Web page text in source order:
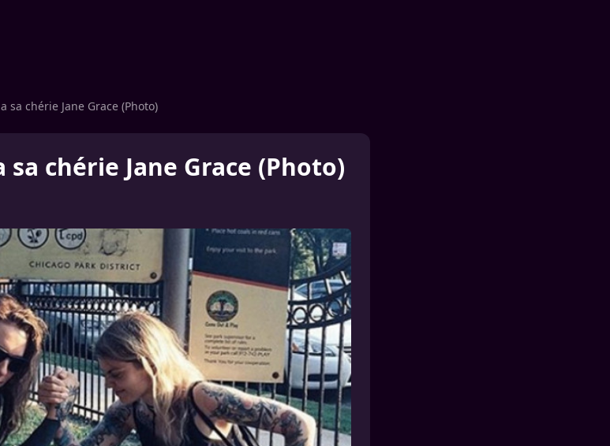
sa chérie Jane Grace (Photo)
chérie Jane Grace (Photo)